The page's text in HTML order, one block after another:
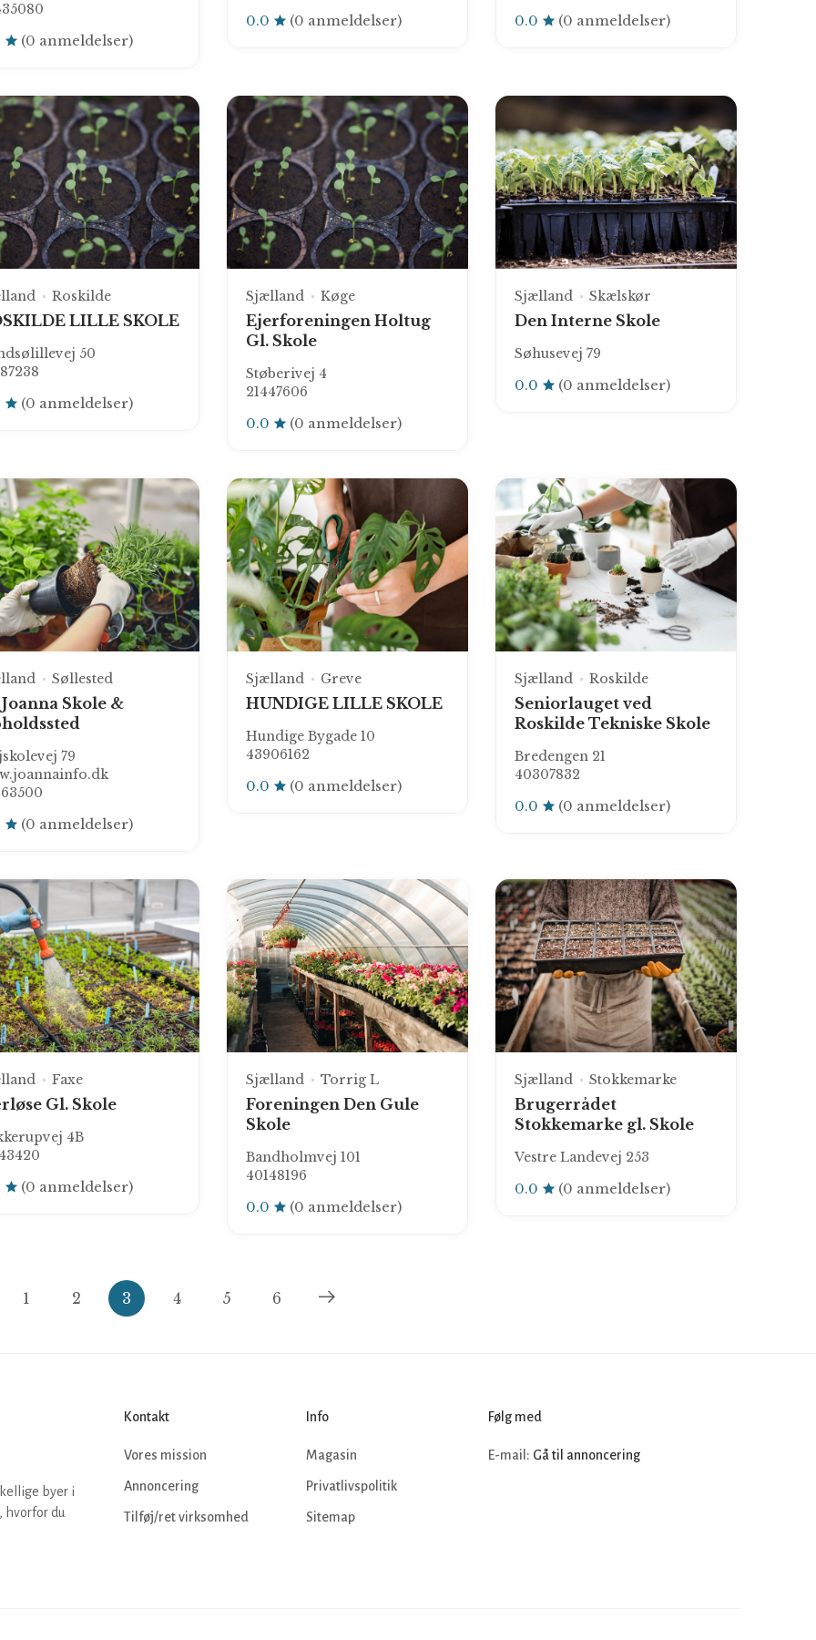
(0 anmeldelser)
0.0 (0 anmeldelser) 0.0 (0 anmeldelser)
Roskilde
LILLE SKOLE
50
(0 anmeldelser)
Sjælland Køge
Ejerforeningen Holtug
Gl. Skole
Støberivej 4
21447606
0.0 (0 anmeldelser)
Sjælland Skælskør
Den Interne Skole
Søhusevej 79
0.0 (0 anmeldelser)
Søllested
Skole &
79
(0 anmeldelser)
Sjælland Greve
HUNDIGE LILLE SKOLE
Hundige Bygade 10
43906162
0.0 (0 anmeldelser)
Sjælland Roskilde
Seniorlauget ved
Roskilde Tekniske Skole
Bredengen 21
40307832
0.0 (0 anmeldelser)
Faxe
Gl. Skole
4B
(0 anmeldelser)
Sjælland Torrig L
Foreningen Den Gule
Skole
Bandholmvej 101
40148196
0.0 (0 anmeldelser)
Sjælland Stokkemarke
Brugerrådet
Stokkemarke gl. Skole
Vestre Landevej 253
0.0 (0 anmeldelser)
1 2 3 4 5 6
byer i
hvorfor du
Kontakt
Vores mission
Annoncering
Tilføj/ret virksomhed
Info
Magasin
Privatlivspolitik
Sitemap
Følg med
E-mail: Gå til annoncering